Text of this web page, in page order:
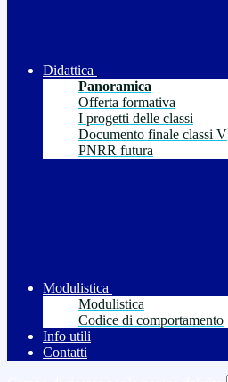
Didattica
Panoramica
Offerta formativa
I progetti delle classi
Documento finale classi V
PNRR futura
Modulistica
Modulistica
Codice di comportamento
Info utili
Contatti